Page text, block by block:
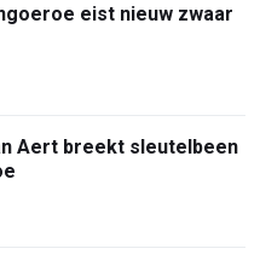
eist nieuw zwaar
Aert breekt sleutelbeen